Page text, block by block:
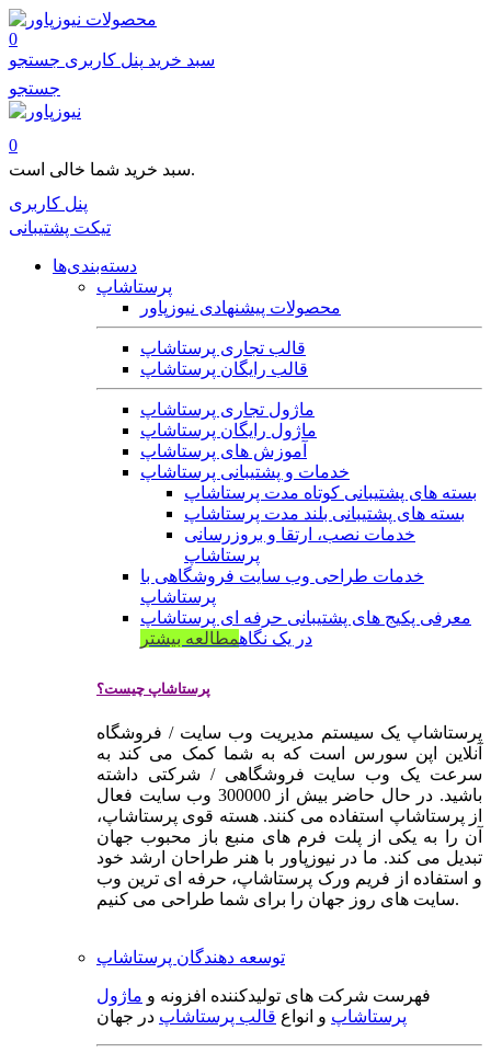
محصولات
0
سبد خرید پنل کاربری جستجو
جستجو
0
سبد خرید شما خالی است.
پنل کاربری
تیکت پشتیبانی
دسته‌بندی‌ها
پرستاشاپ
محصولات پیشنهادی نیوزپاور
قالب تجاری پرستاشاپ
قالب رایگان پرستاشاپ
ماژول تجاری پرستاشاپ
ماژول رایگان پرستاشاپ
آموزش های پرستاشاپ
خدمات و پشتیبانی پرستاشاپ
بسته های پشتیبانی کوتاه مدت پرستاشاپ
بسته های پشتیبانی بلند مدت پرستاشاپ
خدمات نصب، ارتقا و بروزرسانی
پرستاشاپ
خدمات طراحی وب سایت فروشگاهی با
پرستاشاپ
معرفی پکیج های پشتیبانی حرفه ای پرستاشاپ
در یک نگاهمطالعه بیشتر
پرستاشاپ چیست؟
پرستاشاپ یک سیستم مدیریت وب سایت / فروشگاه
آنلاین اپن سورس است که به شما کمک می کند به
سرعت یک وب سایت فروشگاهی / شرکتی داشته
باشید. در حال حاضر بیش از 300000 وب سایت فعال
از پرستاشاپ استفاده می کنند. هسته قوی پرستاشاپ،
آن را به یکی از پلت فرم های منبع باز محبوب جهان
تبدیل می کند. ما در نیوزپاور با هنر طراحان ارشد خود
و استفاده از فریم ورک پرستاشاپ، حرفه ای ترین وب
سایت های روز جهان را برای شما طراحی می کنیم.
توسعه دهندگان پرستاشاپ
فهرست شرکت های تولیدکننده افزونه و ماژول
پرستاشاپ و انواع قالب پرستاشاپ در جهان